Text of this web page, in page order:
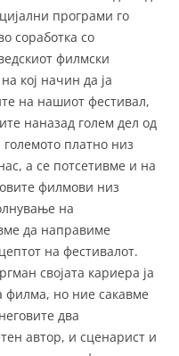
програми го
соработка со
филмски
кој начин да ја
на нашиот фестивал,
наназад голем дел од
платно низ
а се потсетивме и на
филмови низ
на
да направиме
на фестивалот.
својата кариера ја
филма, но ние сакавме
два
автор, и сценарист и